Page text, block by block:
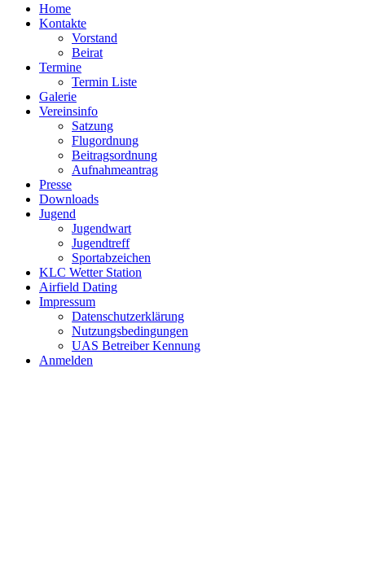
Home
Kontakte
Vorstand
Beirat
Termine
Termin Liste
Galerie
Vereinsinfo
Satzung
Flugordnung
Beitragsordnung
Aufnahmeantrag
Presse
Downloads
Jugend
Jugendwart
Jugendtreff
Sportabzeichen
KLC Wetter Station
Airfield Dating
Impressum
Datenschutzerklärung
Nutzungsbedingungen
UAS Betreiber Kennung
Anmelden